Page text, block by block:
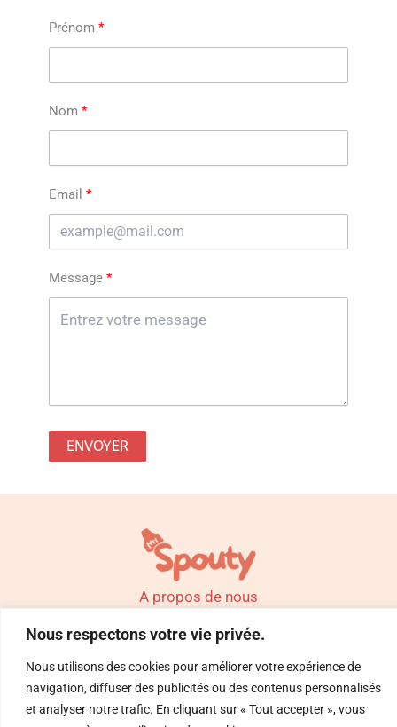
Nous respectons votre vie privée.
Nous utilisons des cookies pour améliorer votre expérience de
navigation, diffuser des publicités ou des contenus personnalisés
et analyser notre trafic. En cliquant sur « Tout accepter », vous
Prénom
Nom
Email
Message
ENVOYER
A propos de nous
Politique de confidentialité
Contact